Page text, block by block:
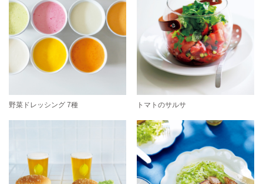
野菜ドレッシング 7種 トマトのサルサ